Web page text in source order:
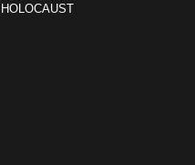
HOLOCAUST